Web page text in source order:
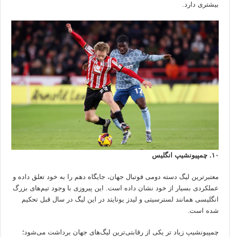
بیشتری دارد.
۱۰. چمپیونشیپ انگلیس
معتبرترین لیگ دسته دومی فوتبال جهان، جایگاه دهم را به خود تعلق داده و
عملکردی بسیار از خود نشان داده است. این پیروزی با وجود تیم‌های بزرگ
انگلیسی همانند لسترسیتی و لیدز یونایتد در این لیگ در سال قبل تحکیم
شده است.
چمپیونشیپ زیاد تر یکی از رقابتی‌ترین لیگ‌های جهان برداشت می‌شود؛